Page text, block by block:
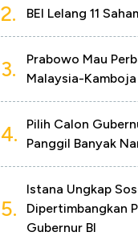
2. BEI Lelang 11
3.
Prabowo Mau
Malaysia-
4.
Pilih Calon
Panggil Banyak
5.
Istana Ungkap
Dipertimbangkan
Gubernur BI